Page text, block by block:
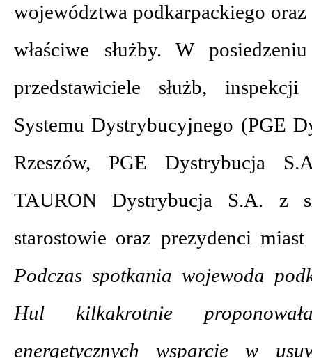
województwa podkarpackiego oraz
właściwe służby. W
przedstawiciele służb,
Systemu Dystrybucyjnego (PGE
Rzeszów, PGE Dystrybucja
TAURON Dystrybucja S.A. z
starostowie oraz prezydenci
Podczas spotkania wojewoda
Hul kilkakrotnie
energetycznych wsparcie w